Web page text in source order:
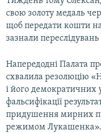
свою золоту медаль
щоб передати кошти
зазнали
Напередодні Палата
схвалила резолюцію
і його демократичних
фальсифікації
придушення мирних
режимом Лукашенка».